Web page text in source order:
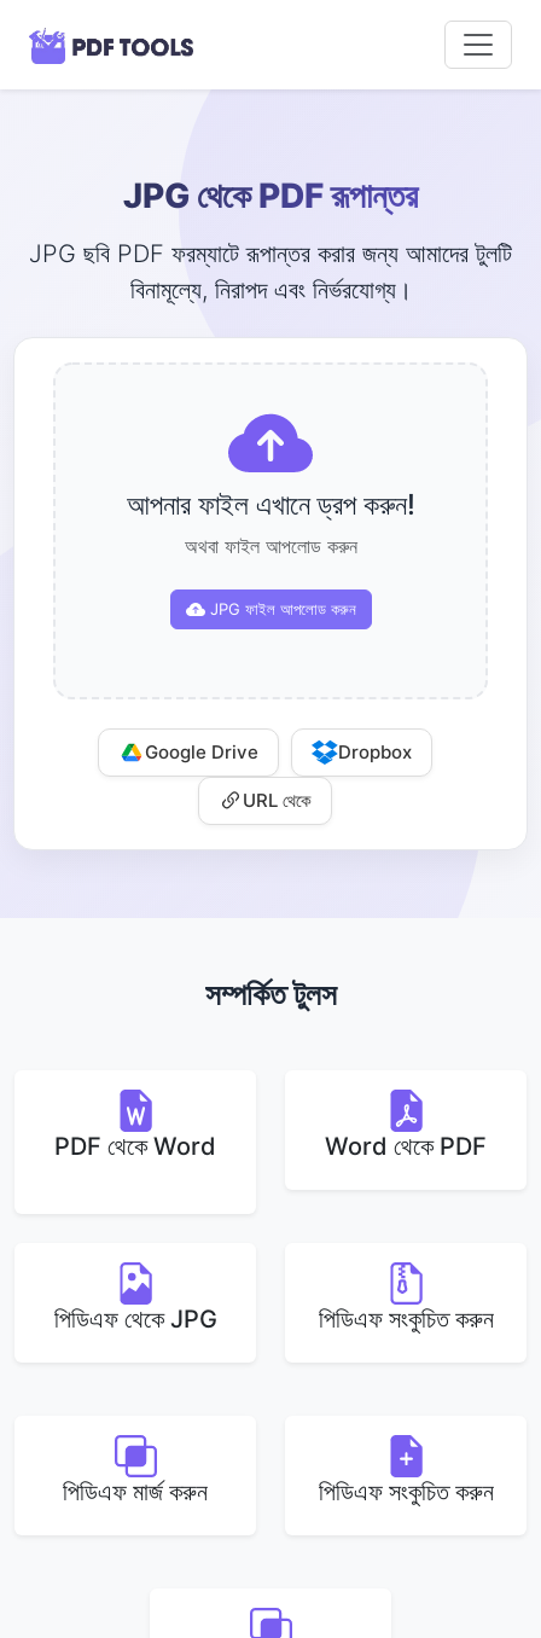
JPG থেকে PDF রূপান্তর
JPG ছবি PDF ফরম্যাটে রূপান্তর করার জন্য আমাদের টুলটি
বিনামূল্যে, নিরাপদ এবং নির্ভরযোগ্য।
আপনার ফাইল এখানে ড্রপ করুন!
অথবা ফাইল আপলোড করুন
JPG ফাইল আপলোড করুন
Google Drive Dropbox
URL থেকে
সম্পর্কিত টুলস
PDF থেকে Word Word থেকে PDF
পিডিএফ থেকে JPG পিডিএফ সংকুচিত করুন
পিডিএফ মার্জ করুন পিডিএফ সংকুচিত করুন